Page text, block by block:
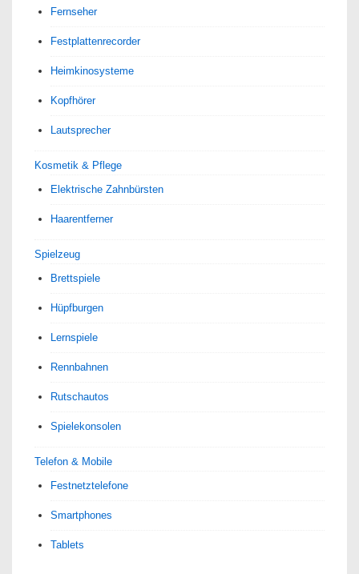
Fernseher
Festplattenrecorder
Heimkinosysteme
Kopfhörer
Lautsprecher
Kosmetik & Pflege
Elektrische Zahnbürsten
Haarentferner
Spielzeug
Brettspiele
Hüpfburgen
Lernspiele
Rennbahnen
Rutschautos
Spielekonsolen
Telefon & Mobile
Festnetztelefone
Smartphones
Tablets